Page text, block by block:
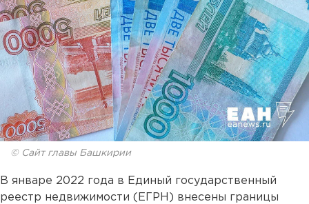
© Сайт главы Башкирии
В январе 2022 года в Единый государственный
реестр недвижимости (ЕГРН) внесены границы